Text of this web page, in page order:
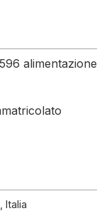
alimentazione
Italia